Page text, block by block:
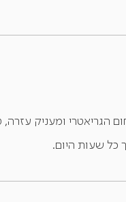
כל שעות היום.